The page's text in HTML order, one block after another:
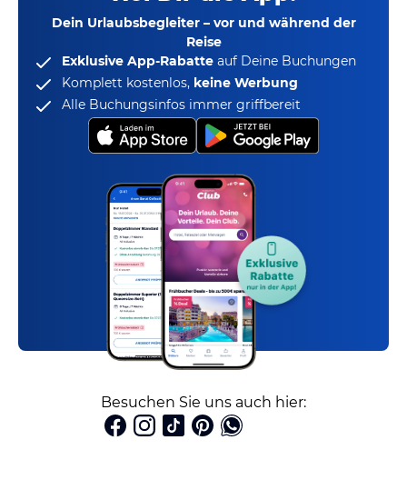
Dein Urlaubsbegleiter – vor und während der
Reise
Exklusive App-Rabatte auf Deine Buchungen
Komplett kostenlos, keine Werbung
Alle Buchungsinfos immer griffbereit
Besuchen Sie uns auch hier: